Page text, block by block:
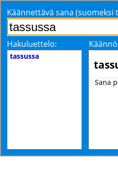
Käännettävä sana (suomeksi
Hakuluettelo:
tassussa
Sana